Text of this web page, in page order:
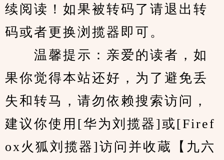
续阅读！如果被转码了请退出转
码或者更换浏揽器即可。
温馨提示：亲爱的读者，如
果你觉得本站还好，为了避免丢
失和转马，请勿依赖搜索访问，
建议你使用[华为刘揽器]或[Firef
ox火狐刘揽器]访问并收蔵【九六